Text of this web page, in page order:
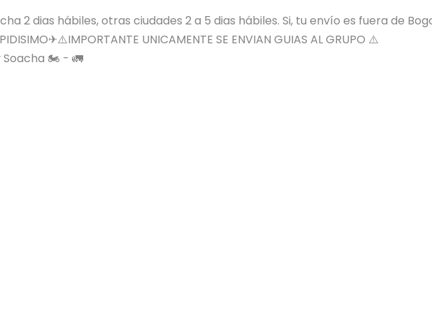
2 dias hábiles, otras ciudades 2 a 5 dias hábiles. Si, tu envío es fuera de
UNICAMENTE SE ENVIAN GUIAS AL GRUPO ⚠️
Soacha 🏍️ - 🚛